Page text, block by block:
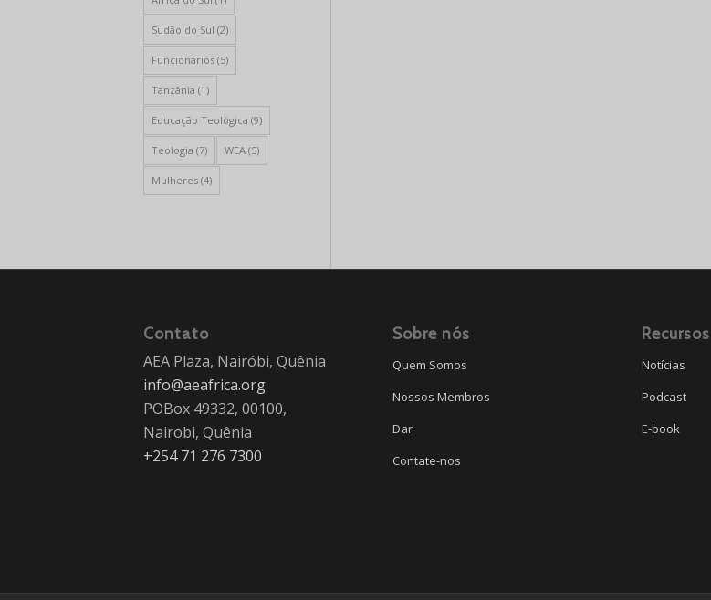
Sudão do Sul (2)
Funcionários (5)
Tanzânia (1)
Educação Teológica (9)
Teologia (7) WEA (5)
Mulheres (4)
Contato
AEA Plaza, Nairóbi, Quênia
info@aeafrica.org
POBox 49332, 00100,
Nairobi, Quênia
+254 71 276 7300
Sobre nós
Quem Somos
Nossos Membros
Dar
Contate-nos
Recursos
Notícias
Podcast
E-book